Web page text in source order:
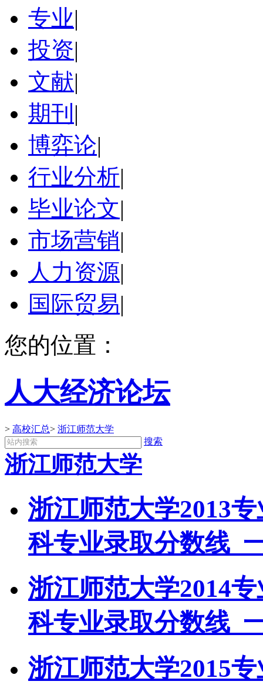
专业|
投资|
文献|
期刊 |
博弈论|
行业分析|
毕业论文|
市场营销|
人力资源|
国际贸易|
您的位置：
人大经济论坛
> 高校汇总> 浙江师范大学
搜索
浙江师范大学
浙江师范大学2013
科专业录取分数线_
浙江师范大学2014
科专业录取分数线_
浙江师范大学2015